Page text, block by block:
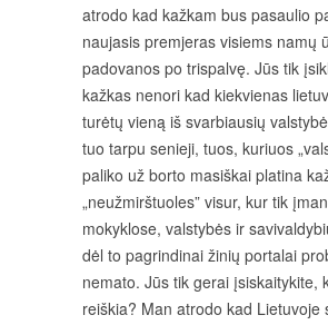
atrodo kad kažkam bus pasaulio
naujasis premjeras visiems namų
padovanos po trispalvę. Jūs tik
kažkas nenori kad kiekvienas
turėtų vieną iš svarbiausių
tuo tarpu senieji, tuos, kuriuos
paliko už borto masiškai platina
„neužmirštuoles” visur, kur tik
mokyklose, valstybės ir
dėl to pagrindinai žinių portalai
nemato. Jūs tik gerai įsiskaitykite,
reiškia? Man atrodo kad Lietuvoje